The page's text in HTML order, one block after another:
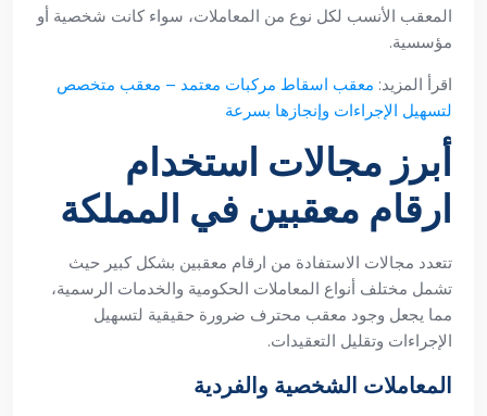
المعقب الأنسب لكل نوع من المعاملات، سواء كانت شخصية أو
مؤسسية.
اقرأ المزيد: معقب اسقاط مركبات معتمد – معقب متخصص
لتسهيل الإجراءات وإنجازها بسرعة
أبرز مجالات استخدام
ارقام معقبين في المملكة
تتعدد مجالات الاستفادة من ارقام معقبين بشكل كبير حيث
تشمل مختلف أنواع المعاملات الحكومية والخدمات الرسمية،
مما يجعل وجود معقب محترف ضرورة حقيقية لتسهيل
الإجراءات وتقليل التعقيدات.
المعاملات الشخصية والفردية